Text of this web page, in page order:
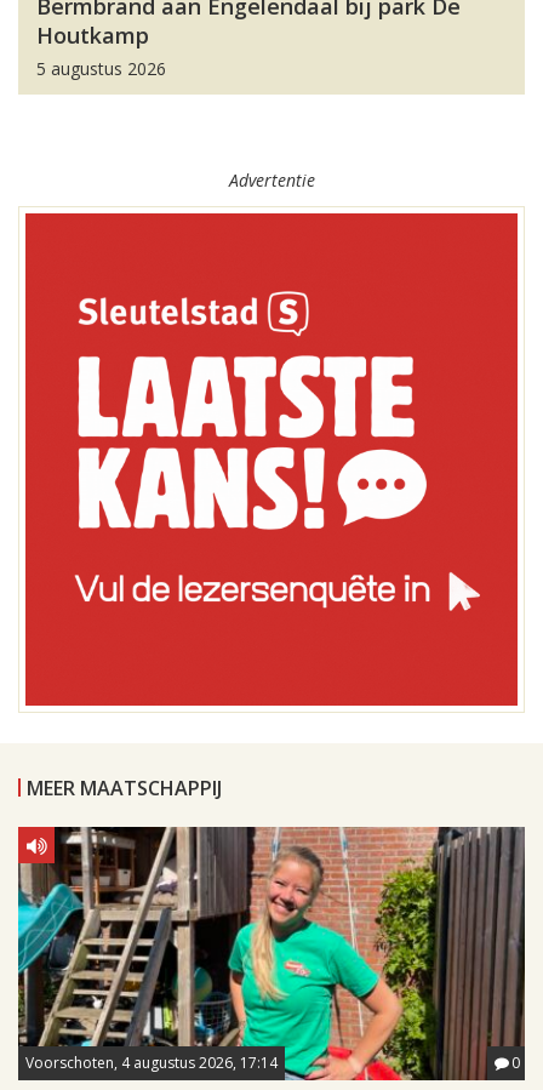
Bermbrand aan Engelendaal bij park De
Houtkamp
5 augustus 2026
Advertentie
MEER MAATSCHAPPIJ
Voorschoten, 4 augustus 2026, 17:14 0